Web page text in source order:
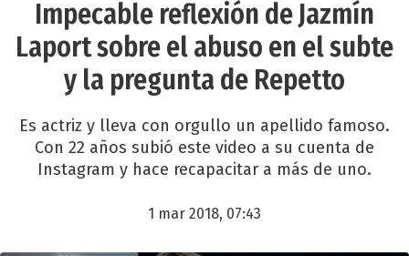
Impecable reflexión de Jazmín
Laport sobre el abuso en el subte
y la pregunta de Repetto
Es actriz y lleva con orgullo un apellido famoso.
Con 22 años subió este video a su cuenta de
Instagram y hace recapacitar a más de uno.
1 mar 2018, 07:43